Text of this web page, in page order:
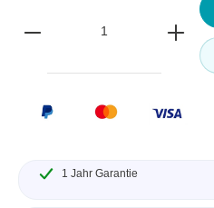
1 Jahr Garantie